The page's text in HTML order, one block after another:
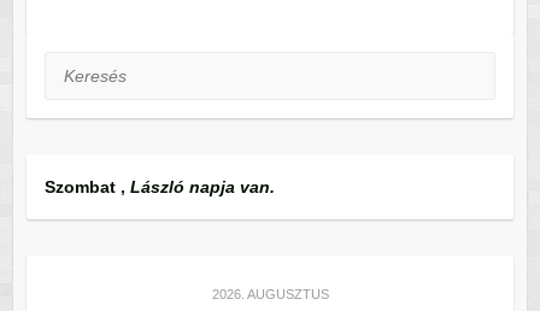
Keresés
Szombat , László napja van.
2026. AUGUSZTUS